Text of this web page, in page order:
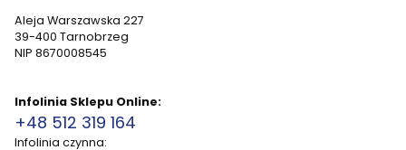
Aleja Warszawska 227
39-400 Tarnobrzeg
NIP 8670008545
Infolinia Sklepu Online:
+48 512 319 164
Infolinia czynna: